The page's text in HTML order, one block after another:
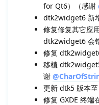
for Qt6）（感谢
dtk2widget6 新
修复修复其它应
dtk2widget6 会
修复
移植
谢
更新 dtk5 版本
修复 GXDE 终端